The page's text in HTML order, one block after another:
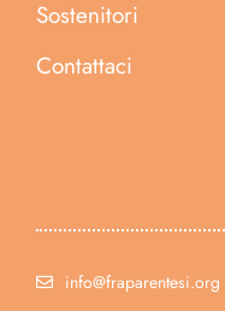
Sostenitori
Contattaci
info@fraparentesi.org